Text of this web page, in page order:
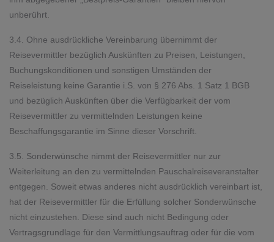
unberührt.
3.4. Ohne ausdrückliche Vereinbarung übernimmt der
Reisevermittler bezüglich Auskünften zu Preisen, Leistungen,
Buchungskonditionen und sonstigen Umständen der
Reiseleistung keine Garantie i.S. von § 276 Abs. 1 Satz 1 BGB
und bezüglich Auskünften über die Verfügbarkeit der vom
Reisevermittler zu vermittelnden Leistungen keine
Beschaffungsgarantie im Sinne dieser Vorschrift.
3.5. Sonderwünsche nimmt der Reisevermittler nur zur
Weiterleitung an den zu vermittelnden Pauschalreiseveranstalter
entgegen. Soweit etwas anderes nicht ausdrücklich vereinbart ist,
hat der Reisevermittler für die Erfüllung solcher Sonderwünsche
nicht einzustehen. Diese sind auch nicht Bedingung oder
Vertragsgrundlage für den Vermittlungsauftrag oder für die vom